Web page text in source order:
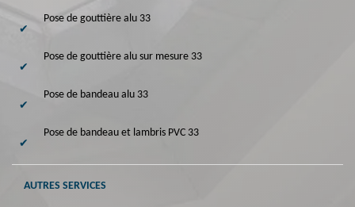
Pose de gouttière alu 33
Pose de gouttière alu sur mesure 33
Pose de bandeau alu 33
Pose de bandeau et lambris PVC 33
AUTRES SERVICES